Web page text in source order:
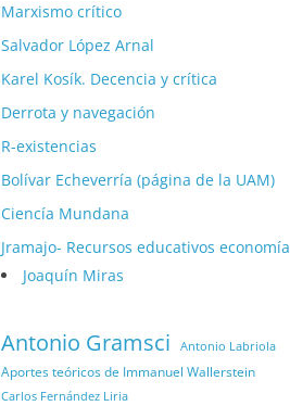
Marxismo crítico
Salvador López Arnal
Karel Kosík. Decencia y crítica
Derrota y navegación
R-existencias
Bolívar Echeverría (página de la UAM)
Ciencía Mundana
Jramajo- Recursos educativos economía
Joaquín Miras
Antonio Gramsci Antonio Labriola
Aportes teóricos de Immanuel Wallerstein
Carlos Fernández Liria